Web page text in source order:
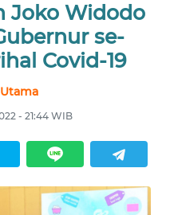
Joko Widodo
se-
Covid-19
- 21:44 WIB